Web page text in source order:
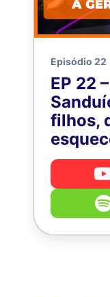
Episódio 22
EP 22
filhos,